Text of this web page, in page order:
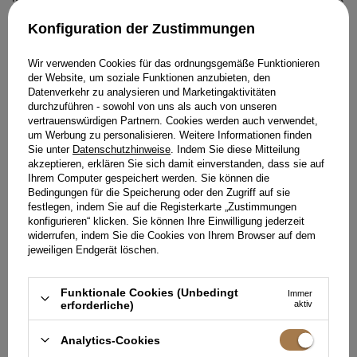
MINIKLEID MIT FRANSEN AN
XXS XS
XXS XS
S
MINIKLEID AUS SPITZE MIT
PAILLETTEN UND
RAISA - SCHWARZES
MINIKLEID MIT FEDERN UND
Konfiguration der Zustimmungen
Wir verwenden Cookies für das ordnungsgemäße Funktionieren
der Website, um soziale Funktionen anzubieten, den
Datenverkehr zu analysieren und Marketingaktivitäten
durchzuführen - sowohl von uns als auch von unseren
vertrauenswürdigen Partnern. Cookies werden auch verwendet,
um Werbung zu personalisieren. Weitere Informationen finden
Sie unter Datenschutzhinweise . Indem Sie diese Mitteilung
akzeptieren, erklären Sie sich damit einverstanden, dass sie auf
Ihrem Computer gespeichert werden. Sie können die
Bedingungen für die Speicherung oder den Zugriff auf sie
festlegen, indem Sie auf die Registerkarte „Zustimmungen
konfigurieren“ klicken. Sie können Ihre Einwilligung jederzeit
widerrufen, indem Sie die Cookies von Ihrem Browser auf dem
jeweiligen Endgerät löschen.
Funktionale Cookies (Unbedingt
erforderliche)
Immer
aktiv
Analytics-Cookies